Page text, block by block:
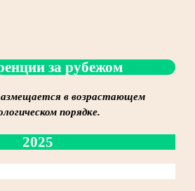
за рубежом
в возрастающем
порядке.
2025